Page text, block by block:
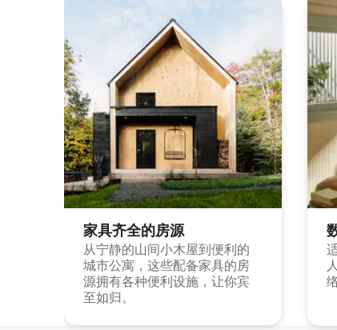
家具齐全的房源
从宁静的山间小木屋到便利的
城市公寓，这些配备家具的房
源拥有各种便利设施，让你宾
至如归。